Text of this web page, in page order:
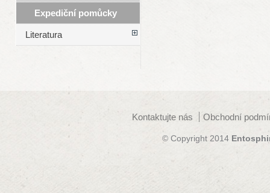
Expediční pomůcky
Literatura
Kontaktujte nás Obchodní
© Copyright 2014